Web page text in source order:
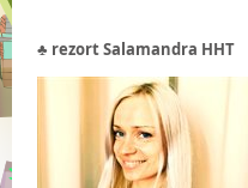
♣ rezort Salamandra HHT